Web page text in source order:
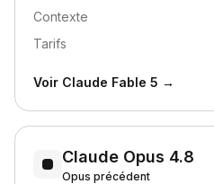
Contexte
Tarifs
Voir Claude Fable 5 →
Claude Opus 4.8
Opus précédent